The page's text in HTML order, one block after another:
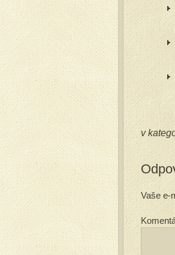
v
Vaše e-